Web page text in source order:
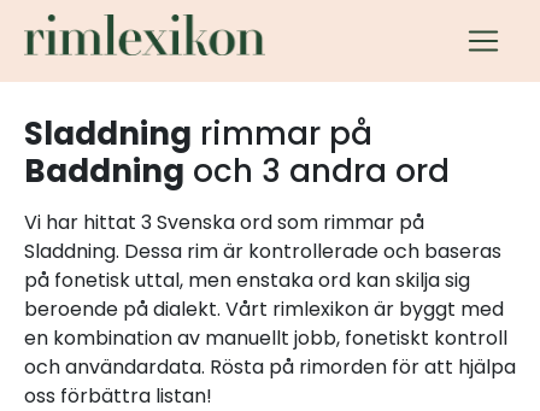
Sladdning rimmar på
Baddning och 3 andra ord
Vi har hittat 3 Svenska ord som rimmar på
Sladdning. Dessa rim är kontrollerade och baseras
på fonetisk uttal, men enstaka ord kan skilja sig
beroende på dialekt. Vårt rimlexikon är byggt med
en kombination av manuellt jobb, fonetiskt kontroll
och användardata. Rösta på rimorden för att hjälpa
oss förbättra listan!